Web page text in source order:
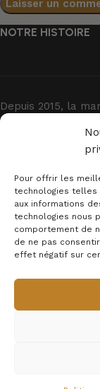
Pour offrir les
technologies
aux informations
technologies nous
comportement de
de ne pas
effet négatif sur
NOTRE HISTOIRE
Depuis 2015, la
clients et fait
à laquelle des
INFORMATIONS
MENTION
Newsletter